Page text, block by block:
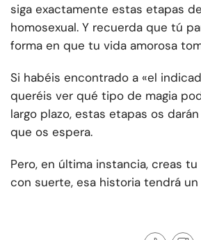
siga exactamente estas etapas
homosexual. Y recuerda que tú
forma en que tu vida amorosa
Si habéis encontrado a «el
queréis ver qué tipo de magia
largo plazo, estas etapas os
que os espera.
Pero, en última instancia, creas
con suerte, esa historia tendrá un